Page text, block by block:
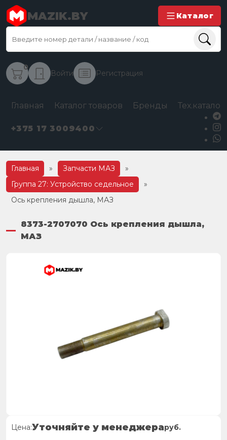
MAZIK.BY Каталог
0
Войти Регистрация
Главная Каталог товаров Бренды
+375 17 3009400
Главная » Запчасти МАЗ
»
Группа 27: Устройство седельное
»
Ось крепления дышла, МАЗ
8373-2707070 Ось крепления дышла,
МАЗ
Цена:Уточняйте у менеджераруб.